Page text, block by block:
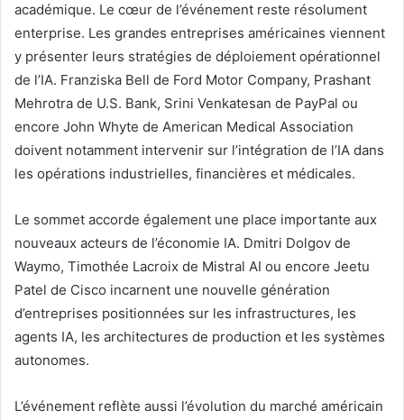
académique. Le cœur de l’événement reste résolument
enterprise. Les grandes entreprises américaines viennent
y présenter leurs stratégies de déploiement opérationnel
de l’IA. Franziska Bell de Ford Motor Company, Prashant
Mehrotra de U.S. Bank, Srini Venkatesan de PayPal ou
encore John Whyte de American Medical Association
doivent notamment intervenir sur l’intégration de l’IA dans
les opérations industrielles, financières et médicales.
Le sommet accorde également une place importante aux
nouveaux acteurs de l’économie IA. Dmitri Dolgov de
Waymo, Timothée Lacroix de Mistral AI ou encore Jeetu
Patel de Cisco incarnent une nouvelle génération
d’entreprises positionnées sur les infrastructures, les
agents IA, les architectures de production et les systèmes
autonomes.
L’événement reflète aussi l’évolution du marché américain